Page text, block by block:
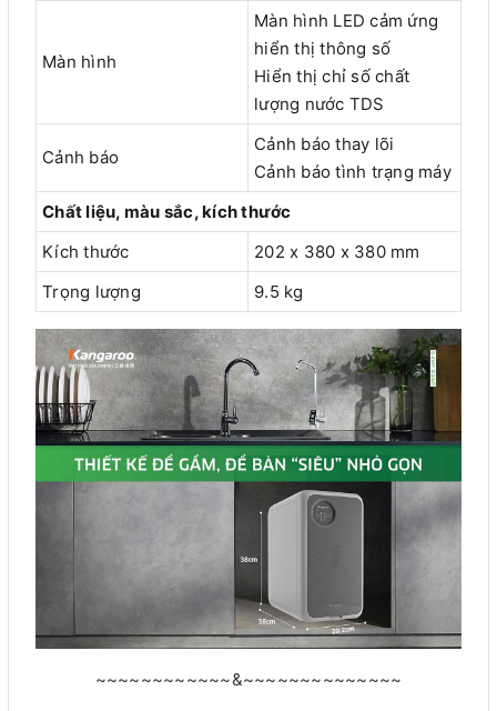
Màn hình
Màn hình LED cảm ứng
hiển thị thông số
Hiển thị chỉ số chất
lượng nước TDS
Cảnh báo
Cảnh báo thay lõi
Cảnh báo tình trạng máy
Chất liệu, màu sắc, kích thước
Kích thước
202 x 380 x 380 mm
Trọng lượng
9.5 kg
~~~~~~~~~~~~&~~~~~~~~~~~~~~